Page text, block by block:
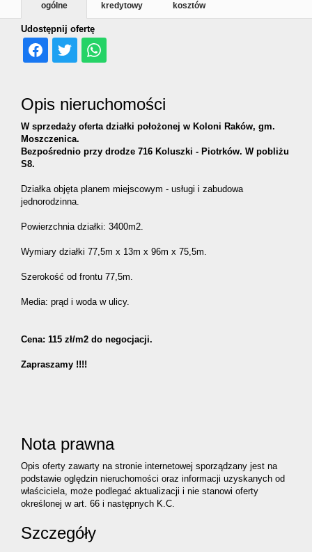
Udostępnij ofertę
ogólne
kredytowy
kosztów
Opis nieruchomości
W sprzedaży oferta działki położonej w Koloni Raków, gm.
Moszczenica.
Bezpośrednio przy drodze 716 Koluszki - Piotrków. W pobliżu
S8.
Działka objęta planem miejscowym - usługi i zabudowa
jednorodzinna.
Powierzchnia działki: 3400m2.
Wymiary działki 77,5m x 13m x 96m x 75,5m.
Szerokość od frontu 77,5m.
Media: prąd i woda w ulicy.
Cena: 115 zł/m2 do negocjacji.
Zapraszamy !!!!
Nota prawna
Opis oferty zawarty na stronie internetowej sporządzany jest na
podstawie oględzin nieruchomości oraz informacji uzyskanych od
właściciela, może podlegać aktualizacji i nie stanowi oferty
określonej w art. 66 i następnych K.C.
Szczegóły